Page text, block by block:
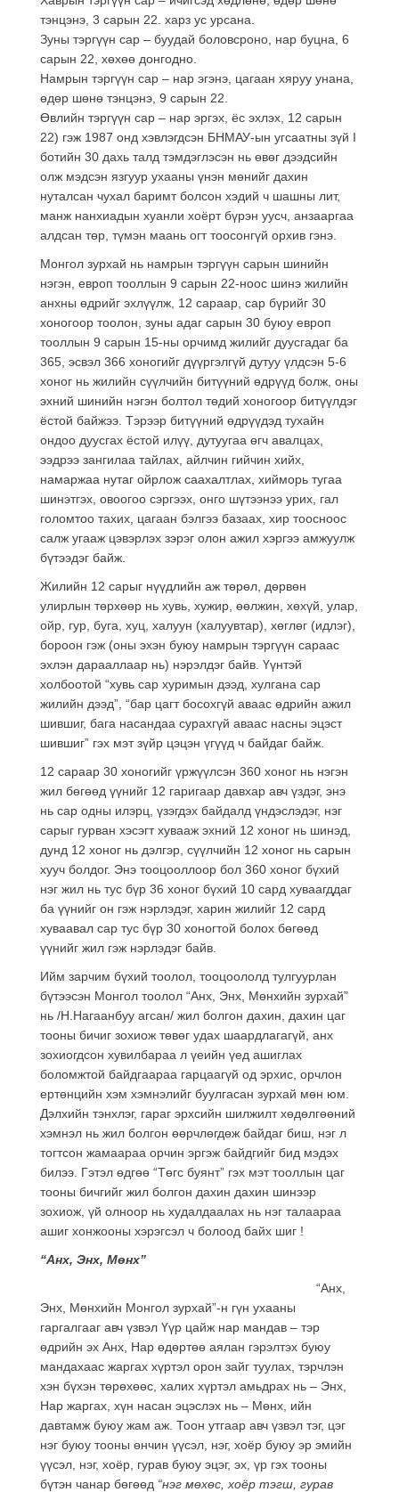
тэнцэнэ, 3 сарын 22. харз ус урсана.
Зуны тэргүүн сар – буудай боловсроно, нар буцна, 6
сарын 22, хөхөө донгодно.
Намрын тэргүүн сар – нар эгэнэ, цагаан хяруу унана,
өдөр шөнө тэнцэнэ, 9 сарын 22.
Өвлийн тэргүүн сар – нар эргэх, ёс эхлэх, 12 сарын
22) гэж 1987 онд хэвлэгдсэн БНМАУ-ын угсаатны зүй I
ботийн 30 дахь талд тэмдэглэсэн нь өвөг дээдсийн
олж мэдсэн язгуур ухааны үнэн мөнийг дахин
нуталсан чухал баримт болсон хэдий ч шашны лит,
манж нанхиадын хуанли хоёрт бүрэн уусч, анзааргаа
алдсан төр, түмэн маань огт тоосонгүй орхив гэнэ.
Монгол зурхай нь намрын тэргүүн сарын шинийн
нэгэн, европ тооллын 9 сарын 22-ноос шинэ жилийн
анхны өдрийг эхлүүлж, 12 сараар, сар бүрийг 30
хоногоор тоолон, зуны адаг сарын 30 буюу европ
тооллын 9 сарын 15-ны орчимд жилийг дуусгадаг ба
365, эсвэл 366 хоногийг дүүргэлгүй дутуу үлдсэн 5-6
хоног нь жилийн сүүлчийн битүүний өдрүүд болж, оны
эхний шинийн нэгэн болтол төдий хоногоор битүүлдэг
ёстой байжээ. Тэрээр битүүний өдрүүдэд тухайн
ондоо дуусгах ёстой илүү, дутуугаа өгч авалцах,
ээдрээ зангилаа тайлах, айлчин гийчин хийх,
намаржаа нутаг ойрлож саахалтлах, хийморь тугаа
шинэтгэх, овоогоо сэргээх, онго шүтээнээ урих, гал
голомтоо тахих, цагаан бэлгээ базаах, хир тоосноос
салж угааж цэвэрлэх зэрэг олон ажил хэргээ амжуулж
бүтээдэг байж.
Жилийн 12 сарыг нүүдлийн аж төрөл, дөрвөн
улирлын төрхөөр нь хувь, хужир, өөлжин, хөхүй, улар,
ойр, гур, буга, хуц, халуун (халуувтар), хөглөг (идлэг),
бороон гэж (оны эхэн буюу намрын тэргүүн сараас
эхлэн дарааллаар нь) нэрэлдэг байв. Үүнтэй
холбоотой “хувь сар хуримын дээд, хулгана сар
жилийн дээд”, “бар цагт босохгүй аваас өдрийн ажил
шившиг, бага насандаа сурахгүй аваас насны эцэст
шившиг” гэх мэт зүйр цэцэн үгүүд ч байдаг байж.
12 сараар 30 хоногийг үржүүлсэн 360 хоног нь нэгэн
жил бөгөөд үүнийг 12 гаригаар давхар авч үздэг, энэ
нь сар одны илэрц, үзэгдэх байдалд үндэслэдэг, нэг
сарыг гурван хэсэгт хувааж эхний 12 хоног нь шинэд,
дунд 12 хоног нь дэлгэр, сүүлчийн 12 хоног нь сарын
хууч болдог. Энэ тооцооллоор бол 360 хоног бүхий
нэг жил нь тус бүр 36 хоног бүхий 10 сард хуваагддаг
ба үүнийг он гэж нэрлэдэг, харин жилийг 12 сард
хуваавал сар тус бүр 30 хоногтой болох бөгөөд
үүнийг жил гэж нэрлэдэг байв.
Ийм зарчим бүхий тоолол, тооцоололд тулгуурлан
бүтээсэн Монгол тоолол “Анх, Энх, Мөнхийн зурхай”
нь /Н.Нагаанбуу агсан/ жил болгон дахин, дахин цаг
тооны бичиг зохиож төвөг удах шаардлагагүй, анх
зохиогдсон хувилбараа л үеийн үед ашиглах
боломжтой байдгаараа гарцаагүй од эрхис, орчлон
ертөнцийн хэм хэмнэлийг буулгасан зурхай мөн юм.
Дэлхийн тэнхлэг, гараг эрхсийн шилжилт хөдөлгөөний
хэмнэл нь жил болгон өөрчлөгдөж байдаг биш, нэг л
тогтсон жамаараа орчин эргэж байдгийг бид мэдэх
билээ. Гэтэл өдгөө “Төгс буянт” гэх мэт тооллын цаг
тооны бичгийг жил болгон дахин дахин шинээр
зохиож, үй олноор нь худалдаалах нь нэг талаараа
ашиг хонжооны хэрэгсэл ч болоод байх шиг !
“Анх, Энх, Мөнх”
“Анх,
Энх, Мөнхийн Монгол зурхай”-н гүн ухааны
гаргалгааг авч үзвэл Үүр цайж нар мандав – тэр
өдрийн эх Анх, Нар өдөртөө аялан гэрэлтэх буюу
мандахаас жаргах хүртэл орон зайг туулах, тэрчлэн
хэн бүхэн төрөхөөс, халих хүртэл амьдрах нь – Энх,
Нар жаргах, хүн насан эцэслэх нь – Мөнх, ийн
давтамж буюу жам аж. Тоон утгаар авч үзвэл тэг, цэг
нэг буюу тооны өнчин үүсэл, нэг, хоёр буюу эр эмийн
үүсэл, нэг, хоёр, гурав буюу эцэг, эх, үр гэх тооны
бүтэн чанар бөгөөд “нэг мөхөс, хоёр тэгш, гурав